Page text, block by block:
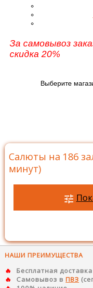
За самовывоз
скидка 20%
Выберите
Салюты на 186
минут)
НАШИ ПРЕИМУЩЕСТВА
Бесплатная
Самовывоз в ПВЗ